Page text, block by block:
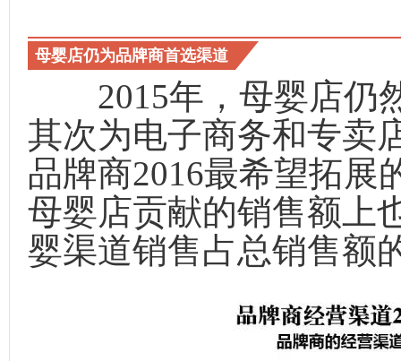
母婴店仍为品牌商首选渠道
2015年，母婴店仍
其次为电子商务和专卖
品牌商2016最希望拓展
母婴店贡献的销售额上
婴渠道销售占总销售额